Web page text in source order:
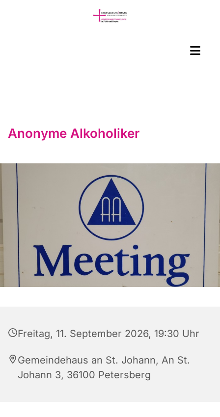
Anonyme Alkoholiker
Freitag, 11. September 2026, 19:30 Uhr
Gemeindehaus an St. Johann, An St.
Johann 3, 36100 Petersberg